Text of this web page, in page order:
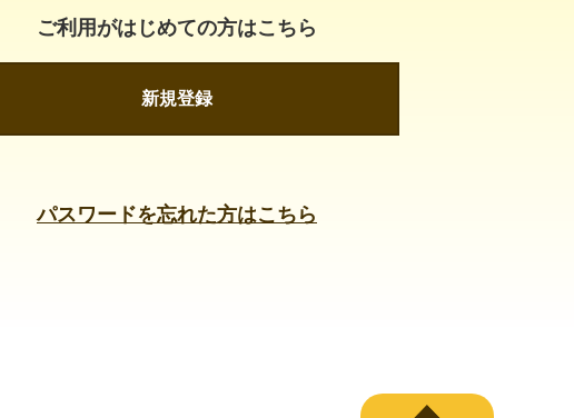
ご利用がはじめての方はこちら
新規登録
パスワードを忘れた方はこちら